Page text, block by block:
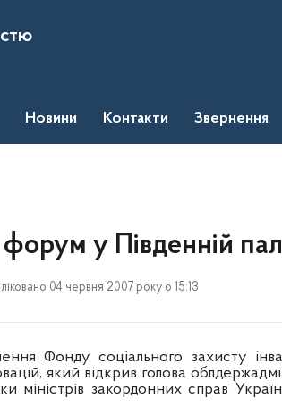
Новини Контакти Звернення
у Південній
04 червня 2007 року о 15:13
Фонду соціального захисту
який відкрив голова
міністрів закордонних справ